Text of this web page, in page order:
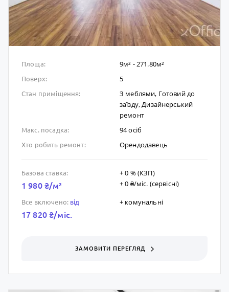
Площа: 9м² - 271.80м²
Поверх: 5
Стан приміщення:
З меблями, Готовий до
заïзду, Дизайнерський
ремонт
Макс. посадка: 94 осіб
Хто робить ремонт: Орендодавець
Базова ставка:
1 980 ₴/м²
+ 0 % (КЗП)
+ 0 ₴/мic. (сервісні)
Все включено: від
17 820 ₴/мic.
+ комунальні
ЗАМОВИТИ ПЕРЕГЛЯД